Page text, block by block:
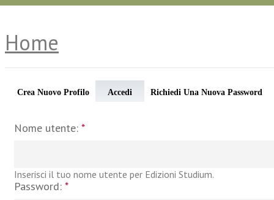
Home
Crea Nuovo Profilo Accedi Richiedi Una Nuova Password
Nome utente: *
Inserisci il tuo nome utente per Edizioni Studium.
Password: *